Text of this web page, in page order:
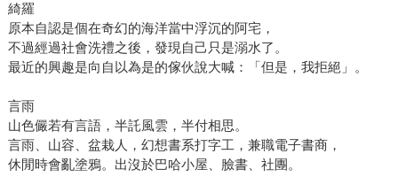
綺羅
原本自認是個在奇幻的海洋當中浮沉的阿宅，
不過經過社會洗禮之後，發現自己只是溺水了。
最近的興趣是向自以為是的傢伙說大喊：「但是，我拒絕」。
言雨
山色儼若有言語，半託風雲，半付相思。
言雨、山容、盆栽人，幻想書系打字工，兼職電子書商，
休閒時會亂塗鴉。出沒於巴哈小屋、臉書、社團。